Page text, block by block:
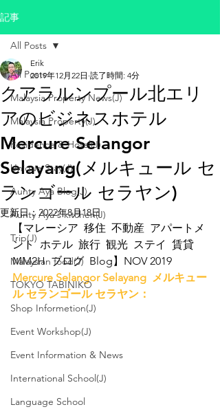
記事
All Posts
Malaysia Property News(J)
Malaysia Property(J)
Residence & Hotel(J)
Unique Stay(J)
Aunty Aya Blog(J)
Aunty Aya's kitchen(J)
Trip(J)
Malaysian food(J)
TOKYO TABINIKO
Shop Informetion(J)
Event Workshop(J)
Event Information & News
International School(J)
Language School
All Posts
クアラルンプール北エリ
アのビジネスホテル
Mercure Selangor
Selayang(メルキュール セ
ランゴール セラヤン)
Erik
2019年12月22日 読了時間: 4分
更新日： 2022年8月18日
【マレーシア  移住  不動産  アパートメ
ント  ホテル  旅行  観光  ステイ  賃貸
MM2H  ブログ  Blog】NOV 2019
Mercure Selangor Selayang  メルキュー
ル セランゴール セラヤン：